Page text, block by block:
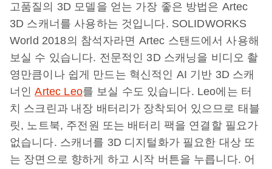
고품질의 3D 모델을 얻는 가장 좋은 방법은 Artec
3D 스캐너를 사용하는 것입니다. SOLIDWORKS
World 2018의 참석자라면 Artec 스탠드에서 사용해
보실 수 있습니다. 전문적인 3D 스캐닝을 비디오 촬
영만큼이나 쉽게 만드는 혁신적인 AI 기반 3D 스캐
너인Artec Leo를 보실 수도 있습니다. Leo에는 터
치 스크린과 내장 배터리가 장착되어 있으므로 태블
릿, 노트북, 주전원 또는 배터리 팩을 연결할 필요가
없습니다. 스캐너를 3D 디지털화가 필요한 대상 또
는 장면으로 향하게 하고 시작 버튼을 누릅니다. 어